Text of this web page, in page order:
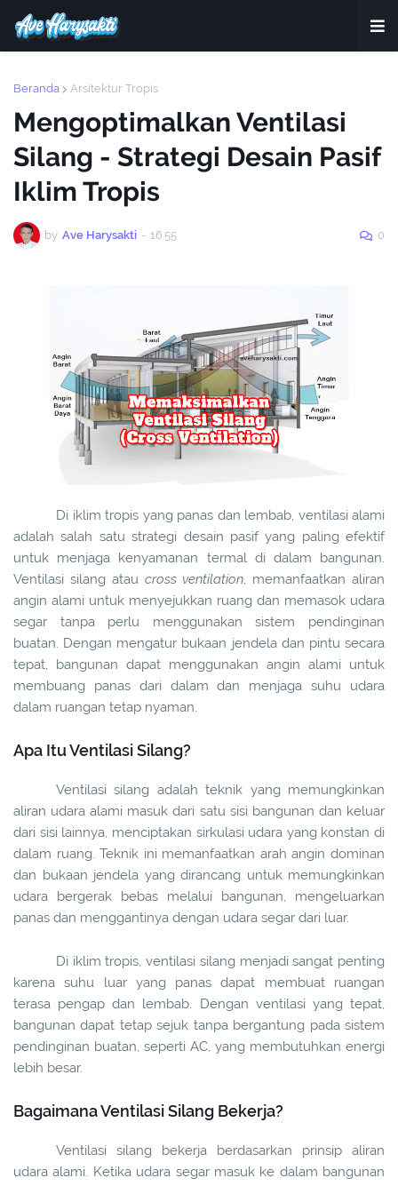
Beranda Arsitektur Tropis
Mengoptimalkan Ventilasi
Silang - Strategi Desain Pasif
Iklim Tropis
by Ave Harysakti - 16.55 0
Di iklim tropis yang panas dan lembab, ventilasi alami
adalah salah satu strategi desain pasif yang paling efektif
untuk menjaga kenyamanan termal di dalam bangunan.
Ventilasi silang atau cross ventilation, memanfaatkan aliran
angin alami untuk menyejukkan ruang dan memasok udara
segar tanpa perlu menggunakan sistem pendinginan
buatan. Dengan mengatur bukaan jendela dan pintu secara
tepat, bangunan dapat menggunakan angin alami untuk
membuang panas dari dalam dan menjaga suhu udara
dalam ruangan tetap nyaman.
Apa Itu Ventilasi Silang?
Ventilasi silang adalah teknik yang memungkinkan
aliran udara alami masuk dari satu sisi bangunan dan keluar
dari sisi lainnya, menciptakan sirkulasi udara yang konstan di
dalam ruang. Teknik ini memanfaatkan arah angin dominan
dan bukaan jendela yang dirancang untuk memungkinkan
udara bergerak bebas melalui bangunan, mengeluarkan
panas dan menggantinya dengan udara segar dari luar.
Di iklim tropis, ventilasi silang menjadi sangat penting
karena suhu luar yang panas dapat membuat ruangan
terasa pengap dan lembab. Dengan ventilasi yang tepat,
bangunan dapat tetap sejuk tanpa bergantung pada sistem
pendinginan buatan, seperti AC, yang membutuhkan energi
lebih besar.
Bagaimana Ventilasi Silang Bekerja?
Ventilasi silang bekerja berdasarkan prinsip aliran
udara alami. Ketika udara segar masuk ke dalam bangunan